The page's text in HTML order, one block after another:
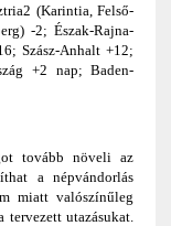
(Karintia, Felső-
-2; Észak-Rajna-
Szász-Anhalt +12;
+2 nap; Baden-
tovább növeli az
a népvándorlás
miatt valószínűleg
utazásukat.